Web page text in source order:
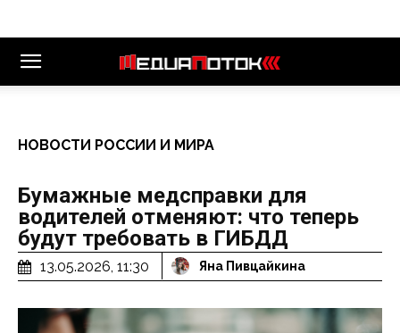
НОВОСТИ РОССИИ И МИРА
Бумажные медсправки для
водителей отменяют: что теперь
будут требовать в ГИБДД
13.05.2026, 11:30 Яна Пивцайкина